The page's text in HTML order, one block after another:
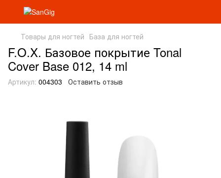
Товары для ногтей База для ногтей
F.O.X. Базовое покрытие Tonal
Cover Base 012, 14 ml
Артикул: 004303 Оставить отзыв